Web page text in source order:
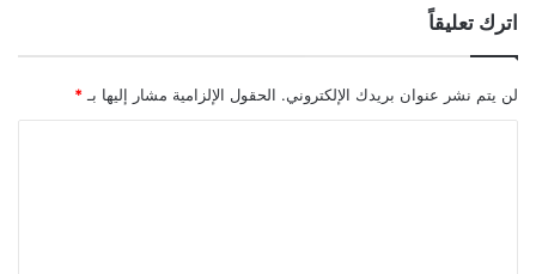
اترك تعليقاً
لن يتم نشر عنوان بريدك الإلكتروني. الحقول الإلزامية مشار إليها بـ *